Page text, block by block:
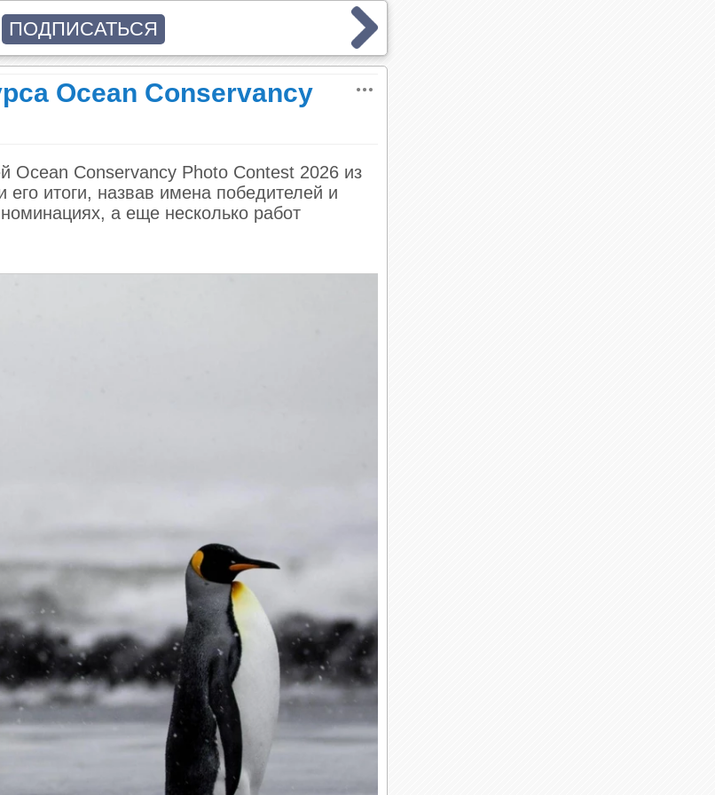
Ocean Conservancy
Ocean Conservancy Photo Contest 2026 из
его итоги, назвав имена победителей и
а еще несколько работ
ПОДПИСАТЬСЯ